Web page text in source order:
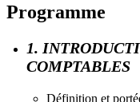
Programme
1.
COMPTABLES
Définition et